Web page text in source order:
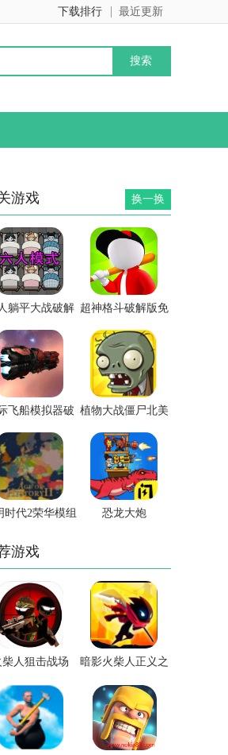
最近更新
下载排行
游戏 换一换
躺平大战破解
版
超神格斗破解版免
广告版
飞船模拟器破
解版
植物大战僵尸北美
版
时代2荣华模组 恐龙大炮
游戏
柴人狙击战场
暗影火柴人正义之